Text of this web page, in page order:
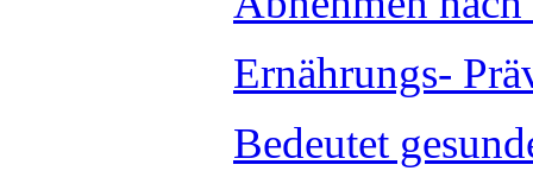
Ernährungs-
Bedeutet